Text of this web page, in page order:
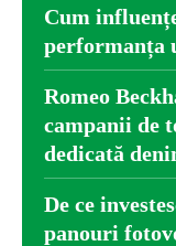
Cum
performanța
Romeo
campanii de
dedicată
De ce
panouri